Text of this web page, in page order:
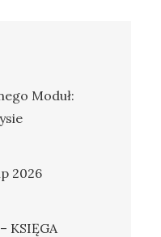
Moduł:
2026
KSIĘGA